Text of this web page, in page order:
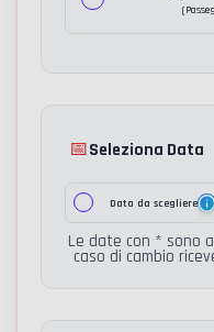
(
📅Seleziona Data
Data da scegliere
Le date con * sono
caso di cambio